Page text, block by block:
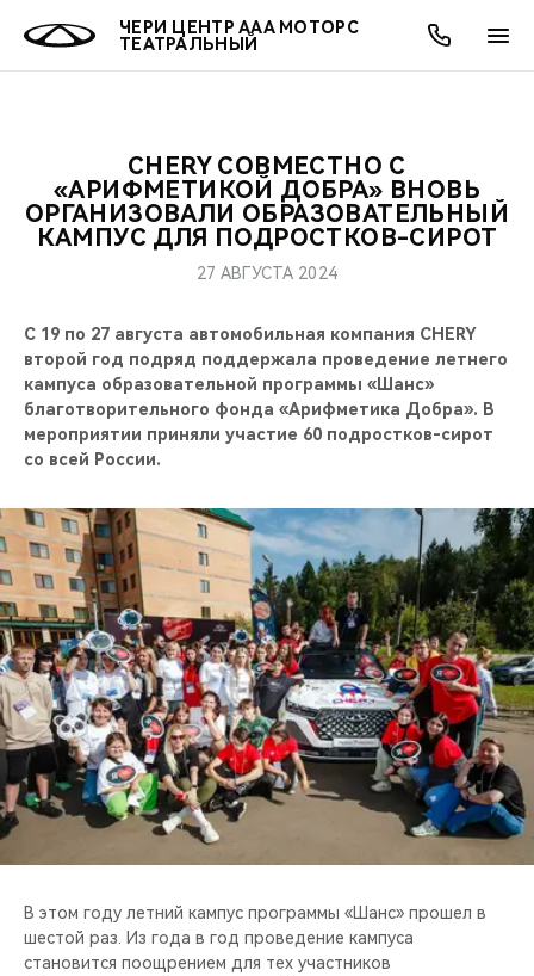
ЧЕРИ ЦЕНТР ААА МОТОРС
ТЕАТРАЛЬНЫЙ
МОДЕЛИ
ВСЕ МОДЕЛИ
СЕДАНЫ
НОВИНКИ
ПОКУПАТЕЛЯМ
ВЫБОР И ПОКУПКА
ВЛАДЕЛЬЦАМ
СЕРВИС
ПОДДЕРЖКА
CHERY CONNECT
МИР CHERY
АКСЕССУАРЫ
CHERY В СОЦСЕТЯХ
ЛЮДИ CHERY
CHERY REMOTE
CHERY И СПОРТ
НАШИ МЕРОПРИЯТИЯ
ВИДЕООБЗОРЫ
CHERY ДЛЯ ДЕТЕЙ
АКЦИИ
ВЫГОДЫ И АКЦИИ
ОНЛАЙН СЕРВИСЫ
ВЫБОР И ПОКУПКА
О КОМПАНИИ
О НАС
CHERY СОВМЕСТНО С
«АРИФМЕТИКОЙ ДОБРА» ВНОВЬ
ОРГАНИЗОВАЛИ ОБРАЗОВАТЕЛЬНЫЙ
КАМПУС ДЛЯ ПОДРОСТКОВ-СИРОТ
27 АВГУСТА 2024
С 19 по 27 августа автомобильная компания CHERY
второй год подряд поддержала проведение летнего
кампуса образовательной программы «Шанс»
благотворительного фонда «Арифметика Добра». В
мероприятии приняли участие 60 подростков-сирот
со всей России.
В этом году летний кампус программы «Шанс» прошел в
шестой раз. Из года в год проведение кампуса
становится поощрением для тех участников